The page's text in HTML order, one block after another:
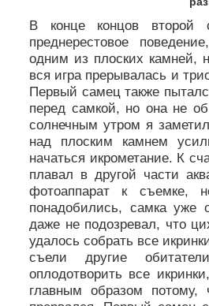
В конце концов
преднерестовое
одним из плоских камней,
вся игра прерывалась и
Первый самец также
перед самкой, но она не
солнечным утром я
над плоским камнем
начаться икрометание. К
плавал в другой части
фотоаппарат к съемке,
понадобились, самка уже
даже не подозревал, что
удалось собрать все
съели другие
оплодотворить все
главным образом потому,